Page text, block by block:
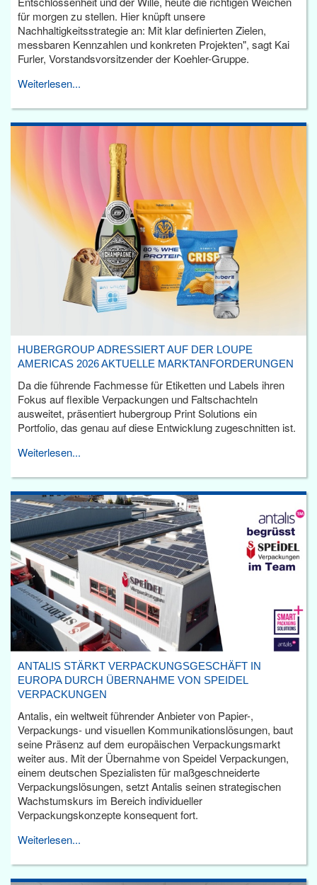
für morgen zu stellen. Hier knüpft unsere
Nachhaltigkeitsstrategie an: Mit klar definierten Zielen,
messbaren Kennzahlen und konkreten Projekten", sagt Kai
Furler, Vorstandsvorsitzender der Koehler-Gruppe.
Weiterlesen...
HUBERGROUP ADRESSIERT AUF DER LOUPE
AMERICAS 2026 AKTUELLE MARKTANFORDERUNGEN
Da die führende Fachmesse für Etiketten und Labels ihren
Fokus auf flexible Verpackungen und Faltschachteln
ausweitet, präsentiert hubergroup Print Solutions ein
Portfolio, das genau auf diese Entwicklung zugeschnitten ist.
Weiterlesen...
ANTALIS STÄRKT VERPACKUNGSGESCHÄFT IN
EUROPA DURCH ÜBERNAHME VON SPEIDEL
VERPACKUNGEN
Antalis, ein weltweit führender Anbieter von Papier-,
Verpackungs- und visuellen Kommunikationslösungen, baut
seine Präsenz auf dem europäischen Verpackungsmarkt
weiter aus. Mit der Übernahme von Speidel Verpackungen,
einem deutschen Spezialisten für maßgeschneiderte
Verpackungslösungen, setzt Antalis seinen strategischen
Wachstumskurs im Bereich individueller
Verpackungskonzepte konsequent fort.
Weiterlesen...